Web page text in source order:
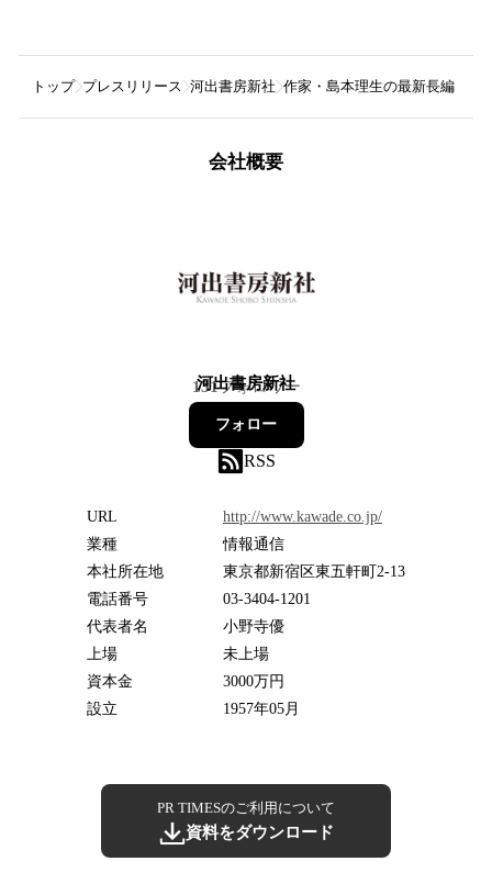
トップ プレスリリース 河出書房新社 作家・島本理生の最新長編『
会社概要
河出書房新社
131フォロワー
フォロー
RSS
URL
http://www.kawade.co.jp/
業種
情報通信
本社所在地
東京都新宿区東五軒町2-13
電話番号
03-3404-1201
代表者名
小野寺優
上場
未上場
資本金
3000万円
設立
1957年05月
PR TIMESのご利用について
資料をダウンロード